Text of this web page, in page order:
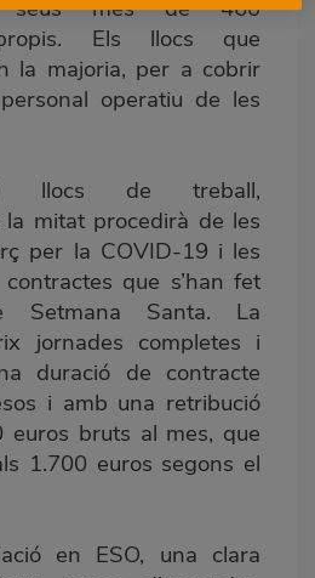
seus més de 460
Els llocs que
la majoria, per a cobrir
operatiu de les
llocs de treball,
la mitat procedirà de les
per la COVID-19 i les
que s’han fet
Setmana Santa. La
jornades completes i
duració de contracte
i amb una retribució
euros bruts al mes, que
1.700 euros segons el
en ESO, una clara